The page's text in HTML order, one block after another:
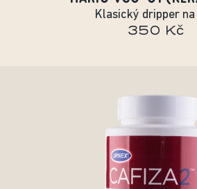
Klasický dripper
350 Kč